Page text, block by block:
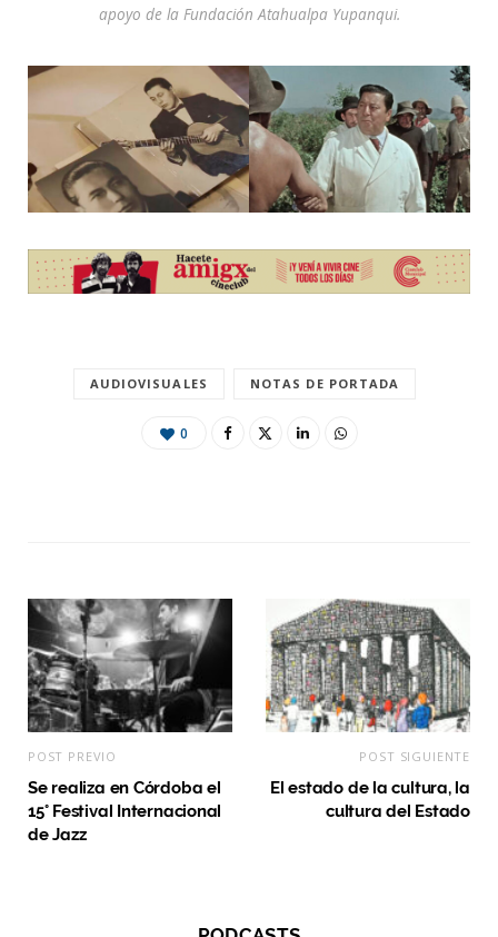
apoyo de la Fundación Atahualpa Yupanqui.
AUDIOVISUALES NOTAS DE PORTADA
0
POST PREVIO
Se realiza en Córdoba el
15° Festival Internacional
de Jazz
POST SIGUIENTE
El estado de la cultura, la
cultura del Estado